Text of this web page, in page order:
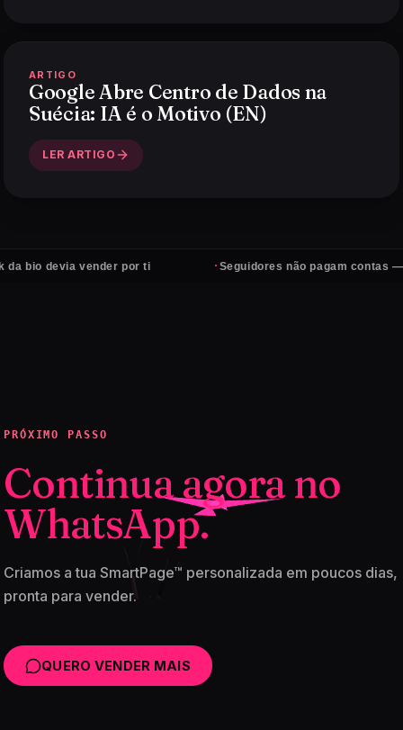
ARTIGO
Google Abre Centro de Dados na
Suécia: IA é o Motivo (EN)
LER ARTIGO
vender por ti Seguidores não pagam contas —
PRÓXIMO PASSO
Continua agora no
WhatsApp.
Criamos a tua SmartPage™ personalizada em poucos dias,
pronta para vender.
QUERO VENDER MAIS